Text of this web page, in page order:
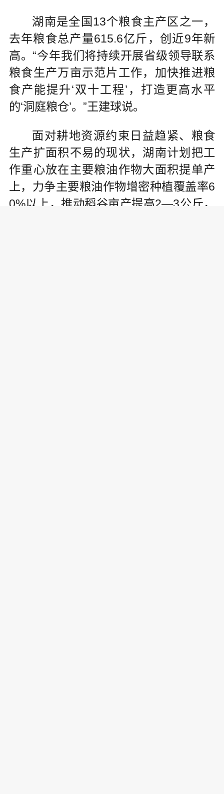
湖南是全国13个粮食主产区之一，
去年粮食总产量615.6亿斤，创近9年新
高。“今年我们将持续开展省级领导联系
粮食生产万亩示范片工作，加快推进粮
食产能提升‘双十工程’，打造更高水平
的‘洞庭粮仓’。”王建球说。
面对耕地资源约束日益趋紧、粮食
生产扩面积不易的现状，湖南计划把工
作重心放在主要粮油作物大面积提单产
上，力争主要粮油作物增密种植覆盖率6
0%以上，推动稻谷亩产提高2—3公斤，